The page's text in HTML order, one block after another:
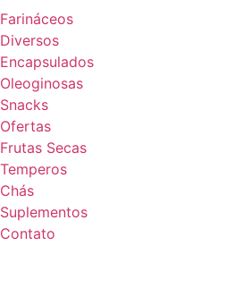
Farináceos
Diversos
Encapsulados
Oleoginosas
Snacks
Ofertas
Frutas Secas
Temperos
Chás
Suplementos
Contato